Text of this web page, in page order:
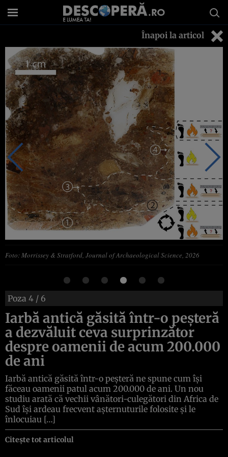
Înapoi la articol
Foto: Morrissey & Stratford, Journal of Archaeological Science, 2026
Poza 4 / 6
Iarbă antică găsită într-o peșteră
a dezvăluit ceva surprinzător
despre oamenii de acum 200.000
de ani
Iarbă antică găsită într-o peșteră ne spune cum își
făceau oamenii patul acum 200.000 de ani. Un nou
studiu arată că vechii vânători-culegători din Africa de
Sud își ardeau frecvent așternuturile folosite și le
înlocuiau […]
Citește tot articolul